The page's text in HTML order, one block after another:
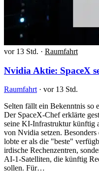
vor 13 Std. · Raumfahrt
Nvidia Aktie: SpaceX
Raumfahrt · vor 13 Std.
Selten fällt ein Bekenntnis so
Der SpaceX-Chef erklärte
seine KI-Infrastruktur künftig
von Nvidia setzen.
lobte er als die "beste"
irdische Rechenzentren,
AI-1-Satelliten, die künftig
sollen. Für…